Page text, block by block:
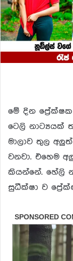
මේ දින
ටෙලි නාට්‍යයක්
මාලාව තුල
වනවා. එහෙම
කියන්නේ. හේලි
සුධීක්ෂා ව